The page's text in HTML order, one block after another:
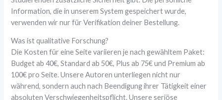
Information, die in unserem System gespeichert wurde,
verwenden wir nur für Verifikation deiner Bestellung.
Was ist qualitative Forschung?
Die Kosten für eine Seite variieren je nach gewähltem Paket:
Budget ab 40€, Standard ab 50€, Plus ab 75€ und Premium ab
100€ pro Seite. Unsere Autoren unterliegen nicht nur
während, sondern auch nach Beendigung ihrer Tätigkeit einer
absoluten Verschwiegenheitspflicht. Unsere seriöse